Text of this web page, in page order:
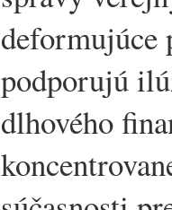
deformujúce
podporujú
dlhového